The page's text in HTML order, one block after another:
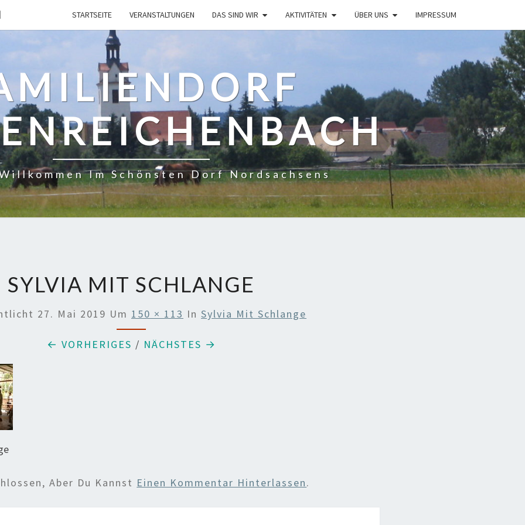
STARTSEITE VERANSTALTUNGEN DAS SIND WIR AKTIVITÄTEN ÜBER UNS IMPRESSUM
Im Schönsten Dorf Nordsachsens
SYLVIA MIT SCHLANGE
27. Mai 2019 Um 150 × 113 In Sylvia Mit Schlange
← VORHERIGES / NÄCHSTES →
Aber Du Kannst Einen Kommentar Hinterlassen.